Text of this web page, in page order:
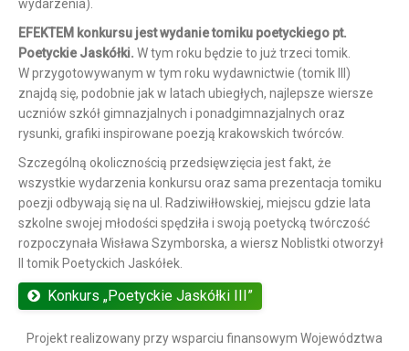
wydarzenia).
EFEKTEM konkursu jest wydanie tomiku poetyckiego pt.
Poetyckie Jaskółki. W tym roku będzie to już trzeci tomik.
W przygotowywanym w tym roku wydawnictwie (tomik III)
znajdą się, podobnie jak w latach ubiegłych, najlepsze wiersze
uczniów szkół gimnazjalnych i ponadgimnazjalnych oraz
rysunki, grafiki inspirowane poezją krakowskich twórców.
Szczególną okolicznością przedsięwzięcia jest fakt, że
wszystkie wydarzenia konkursu oraz sama prezentacja tomiku
poezji odbywają się na ul. Radziwiłłowskiej, miejscu gdzie lata
szkolne swojej młodości spędziła i swoją poetycką twórczość
rozpoczynała Wisława Szymborska, a wiersz Noblistki otworzył
II tomik Poetyckich Jaskółek.
Konkurs „Poetyckie Jaskółki III”
Projekt realizowany przy wsparciu finansowym Województwa